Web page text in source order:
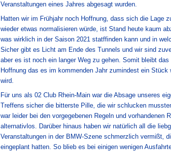
Veranstaltungen eines Jahres abgesagt wurden.
Hatten wir im Frühjahr noch Hoffnung, dass sich die Lage
wieder etwas normalisieren würde, ist Stand heute kaum
was wirklich in der Saison 2021 statffinden kann und in
Sicher gibt es Licht am Ende des Tunnels und wir sind
aber es ist noch ein langer Weg zu gehen. Somit bleibt das
Hoffnung das es im kommenden Jahr zumindest ein Stück
wird.
Für uns als 02 Club Rhein-Main war die Absage unseres
Treffens sicher die bitterste Pille, die wir schlucken
war leider bei den vorgegebenen Regeln und vorhandenen
alternativlos. Darüber hinaus haben wir natürlich all die
Veranstaltungen in der BMW-Szene schmerzlich vermißt,
eingeplant hatten. So blieb es bei einigen wenigen